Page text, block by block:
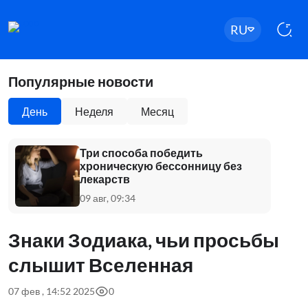
RU
Популярные новости
День Неделя Месяц
Три способа победить
хроническую бессонницу без
лекарств
09 авг, 09:34
Знаки Зодиака, чьи просьбы
слышит Вселенная
07 фев , 14:52 2025 0